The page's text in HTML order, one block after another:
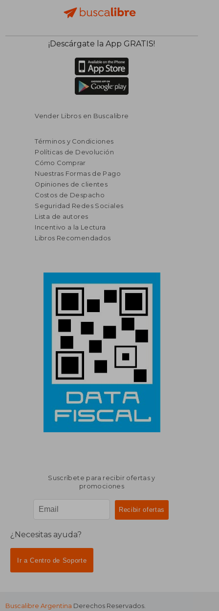
$ 38.035
¡Descárgate la App GRATIS!
Vender Libros en Buscalibre
Términos y Condiciones
Políticas de Devolución
Cómo Comprar
Nuestras Formas de Pago
Opiniones de clientes
Costos de Despacho
Seguridad Redes Sociales
Lista de autores
Incentivo a la Lectura
Libros Recomendados
Suscríbete para recibir ofertas y
promociones
¿Necesitas ayuda?
Ir a Centro de Soporte
Buscalibre Argentina Derechos Reservados.